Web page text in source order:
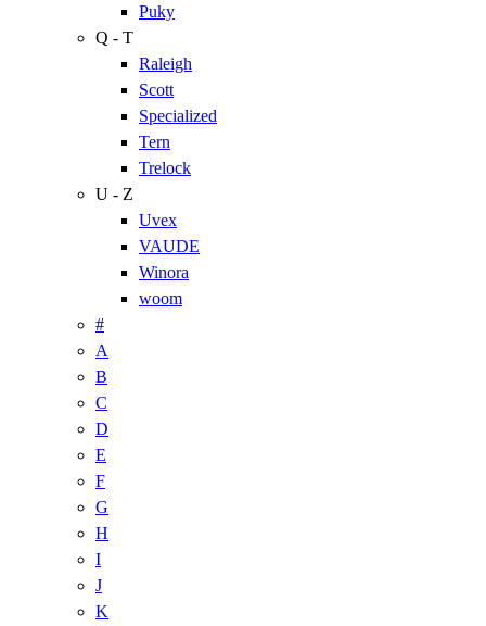
Puky
Q - T
Raleigh
Scott
Specialized
Tern
Trelock
U - Z
Uvex
VAUDE
Winora
woom
#
A
B
C
D
E
F
G
H
I
J
K